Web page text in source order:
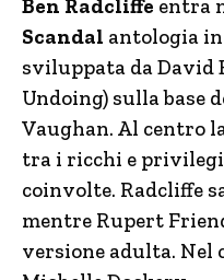
Ben Radcliffe entra
Scandal antologia
sviluppata da David
Undoing) sulla base
Vaughan. Al centro
tra i ricchi e
coinvolte. Radcliffe
mentre Rupert
versione adulta. Nel